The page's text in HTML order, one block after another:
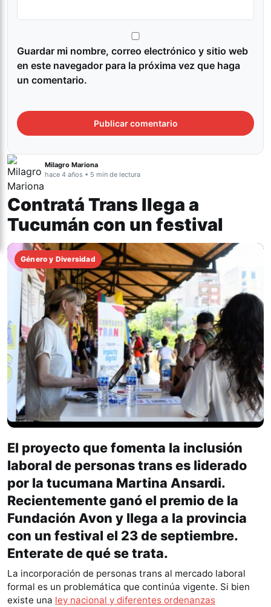
Guardar mi nombre, correo electrónico y sitio web
en este navegador para la próxima vez que haga
un comentario.
Milagro Mariona
hace 4 años • 5 min de lectura
Contratá Trans llega a
Tucumán con un festival
Género y Diversidad
El proyecto que fomenta la inclusión
laboral de personas trans es liderado
por la tucumana Martina Ansardi.
Recientemente ganó el premio de la
Fundación Avon y llega a la provincia
con un festival el 23 de septiembre.
Enterate de qué se trata.
La incorporación de personas trans al mercado laboral
formal es un problemática que continúa vigente. Si bien
existe una ley nacional y diferentes ordenanzas